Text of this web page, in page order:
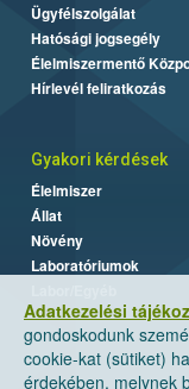
Adatkezelési
gondoskodunk
cookie-kat (sütiket)
érdekében, melynek
Ügyfélszolgálat
Hatósági jogsegély
Élelmiszermentő
Hírlevél feliratkozás
Gyakori kérdések
Élelmiszer
Állat
Növény
Laboratóriumok